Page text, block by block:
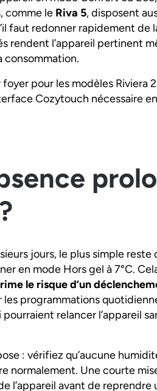
comme le Riva 5, disposent
faut redonner rapidement
rendent l’appareil pertinent
consommation.
pour les modèles Riviera
Cozytouch nécessaire
jours, le plus simple
en mode Hors gel à 7°C.
le risque d’un
programmations
relancer l’appareil
: vérifiez qu’aucune
normalement. Une courte
l’appareil avant de reprendre